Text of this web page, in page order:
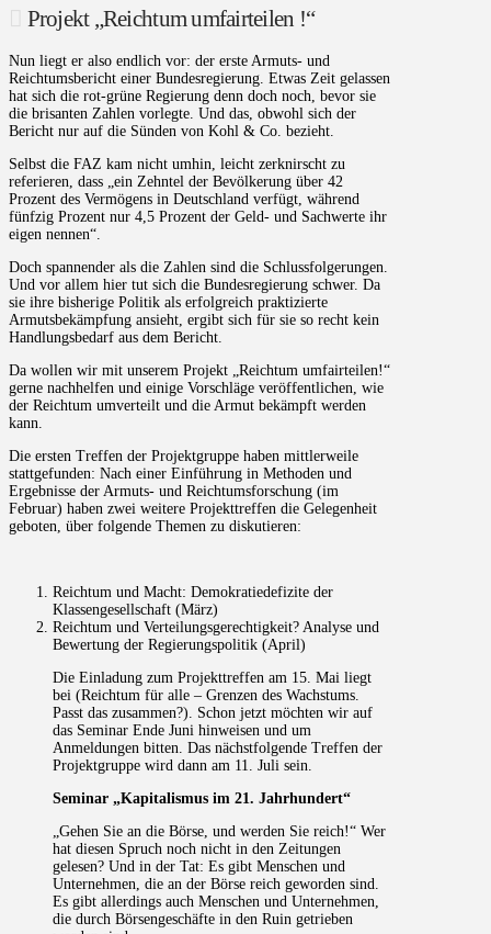
Projekt „Reichtum umfairteilen !“
Nun liegt er also endlich vor: der erste Armuts- und
Reichtumsbericht einer Bundesregierung. Etwas Zeit gelassen
hat sich die rot-grüne Regierung denn doch noch, bevor sie
die brisanten Zahlen vorlegte. Und das, obwohl sich der
Bericht nur auf die Sünden von Kohl & Co. bezieht.
Selbst die FAZ kam nicht umhin, leicht zerknirscht zu
referieren, dass „ein Zehntel der Bevölkerung über 42
Prozent des Vermögens in Deutschland verfügt, während
fünfzig Prozent nur 4,5 Prozent der Geld- und Sachwerte ihr
eigen nennen“.
Doch spannender als die Zahlen sind die Schlussfolgerungen.
Und vor allem hier tut sich die Bundesregierung schwer. Da
sie ihre bisherige Politik als erfolgreich praktizierte
Armutsbekämpfung ansieht, ergibt sich für sie so recht kein
Handlungsbedarf aus dem Bericht.
Da wollen wir mit unserem Projekt „Reichtum umfairteilen!“
gerne nachhelfen und einige Vorschläge veröffentlichen, wie
der Reichtum umverteilt und die Armut bekämpft werden
kann.
Die ersten Treffen der Projektgruppe haben mittlerweile
stattgefunden: Nach einer Einführung in Methoden und
Ergebnisse der Armuts- und Reichtumsforschung (im
Februar) haben zwei weitere Projekttreffen die Gelegenheit
geboten, über folgende Themen zu diskutieren:
Reichtum und Macht: Demokratiedefizite der
Klassengesellschaft (März)
Reichtum und Verteilungsgerechtigkeit? Analyse und
Bewertung der Regierungspolitik (April)
Die Einladung zum Projekttreffen am 15. Mai liegt
bei (Reichtum für alle – Grenzen des Wachstums.
Passt das zusammen?). Schon jetzt möchten wir auf
das Seminar Ende Juni hinweisen und um
Anmeldungen bitten. Das nächstfolgende Treffen der
Projektgruppe wird dann am 11. Juli sein.
Seminar „Kapitalismus im 21. Jahrhundert“
„Gehen Sie an die Börse, und werden Sie reich!“ Wer
hat diesen Spruch noch nicht in den Zeitungen
gelesen? Und in der Tat: Es gibt Menschen und
Unternehmen, die an der Börse reich geworden sind.
Es gibt allerdings auch Menschen und Unternehmen,
die durch Börsengeschäfte in den Ruin getrieben